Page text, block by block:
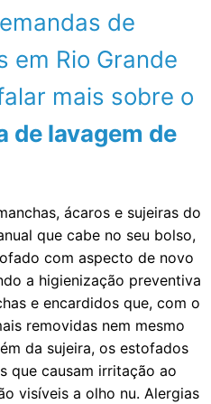
de
em Rio Grande
mais sobre o
de lavagem de
ácaros e sujeiras do
que cabe no seu bolso,
com aspecto de novo
a higienização preventiva
e encardidos que, com o
removidas nem mesmo
da sujeira, os estofados
que causam irritação ao
visíveis a olho nu. Alergias